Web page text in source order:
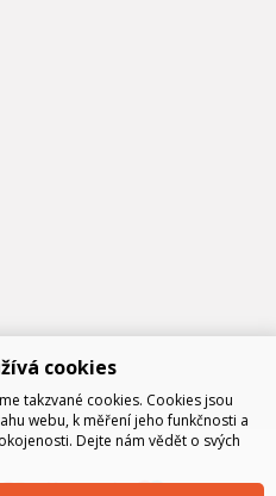
cookies
takzvané cookies. Cookies jsou
webu, k měření jeho funkčnosti a
Dejte nám vědět o svých